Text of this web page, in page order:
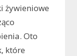
żywieniowe
Oto
które